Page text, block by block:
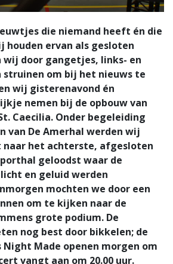
die niemand heeft én die
houden ervan als gesloten
wij door gangetjes, links- en
om bij het nieuws te
wij gisterenavond én
nemen bij de opbouw van
Caecilia. Onder begeleiding
van De Amerhal werden wij
naar het achterste, afgesloten
geloodst waar de
en geluid werden
mochten we door een
om te kijken naar de
grote podium. De
nog best door bikkelen; de
Night Made openen morgen om
vangt aan om 20.00 uur.